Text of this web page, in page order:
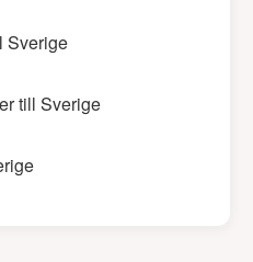
Sverige
till Sverige